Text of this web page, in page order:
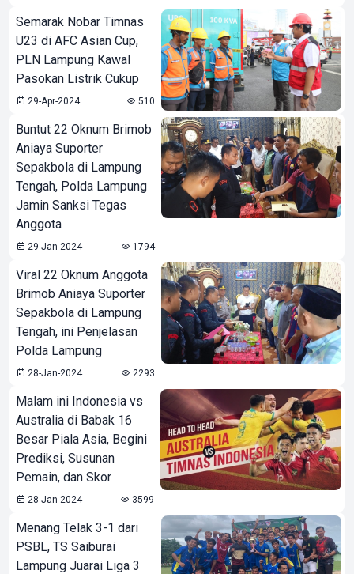
Semarak Nobar Timnas
U23 di AFC Asian Cup,
PLN Lampung Kawal
Pasokan Listrik Cukup
29-Apr-2024 510
Buntut 22 Oknum Brimob
Aniaya Suporter
Sepakbola di Lampung
Tengah, Polda Lampung
Jamin Sanksi Tegas
Anggota
29-Jan-2024 1794
Viral 22 Oknum Anggota
Brimob Aniaya Suporter
Sepakbola di Lampung
Tengah, ini Penjelasan
Polda Lampung
28-Jan-2024 2293
Malam ini Indonesia vs
Australia di Babak 16
Besar Piala Asia, Begini
Prediksi, Susunan
Pemain, dan Skor
28-Jan-2024 3599
Menang Telak 3-1 dari
PSBL, TS Saiburai
Lampung Juarai Liga 3